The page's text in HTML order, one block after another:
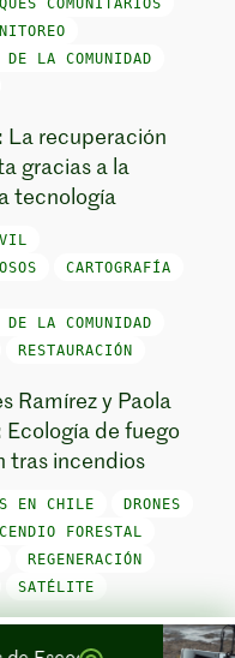
LA COMUNIDAD
La recuperación
gracias a la
tecnología
CARTOGRAFÍA
LA COMUNIDAD
RESTAURACIÓN
Ramírez y Paola
Ecología de fuego
tras incendios
EN CHILE
DRONES
FORESTAL
REGENERACIÓN
SATÉLITE